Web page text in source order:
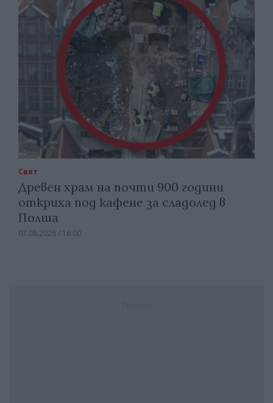
Свят
Древен храм на почти 900 години
откриха под кафене за сладолед в
Полша
07.08.2026 / 16:00